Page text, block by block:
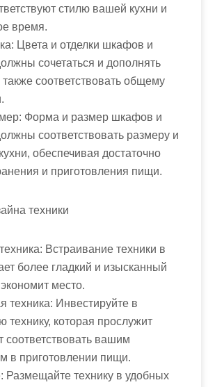
стилю вашей кухни и
время.
Цвета и отделки шкафов и
сочетаться и дополнять
также соответствовать общему
Форма и размер шкафов и
соответствовать размеру и
обеспечивая достаточно
и приготовления пищи.
техники
Встраивание техники в
более гладкий и изысканный
место.
техника: Инвестируйте в
технику, которая прослужит
соответствовать вашим
в приготовлении пищи.
Размещайте технику в удобных